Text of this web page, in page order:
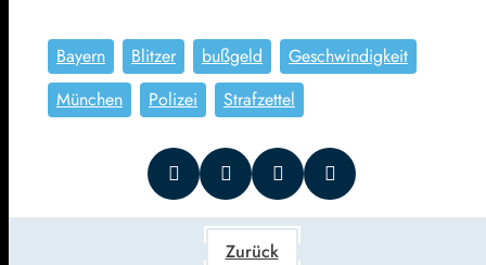
Bayern Blitzer bußgeld
Geschwindigkeit
München
Polizei Strafzettel
Zurück